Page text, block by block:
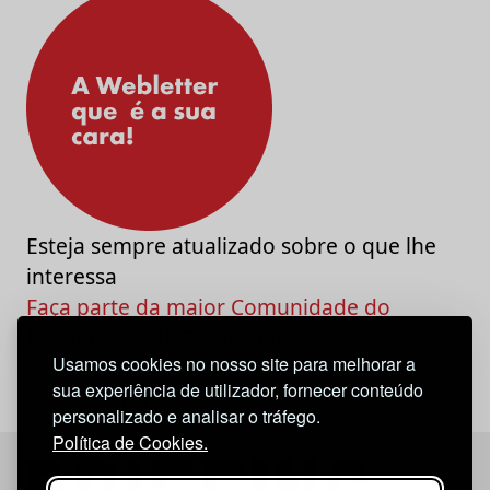
Usamos cookies no nosso site para melhorar a
sua experiência de utilizador, fornecer conteúdo
personalizado e analisar o tráfego.
Política de Cookies.
Esteja sempre atualizado sobre o que lhe
interessa
Faça parte da maior Comunidade do